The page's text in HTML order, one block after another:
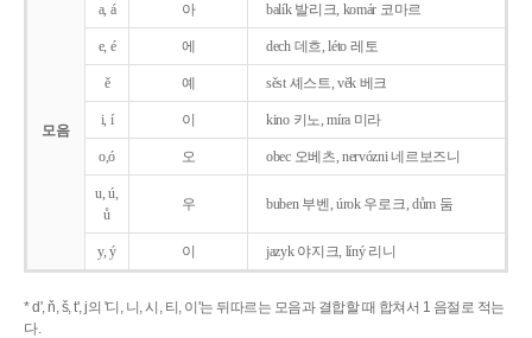
모음
a, á 아 balík 발리크, komár 코마르
e, é 에 dech 데흐, léto 레토
ě 예 sěst 셰스트, věk 베크
i, í 이 kino 키노, míra 미라
o,ó 오 obec 오베츠, nervózni 네르보즈니
u, ú,
ů
우 buben 부벤, úrok 우로크, dům 둠
y, ý 이 jazyk야지크, líný 리니
* d', ň, š, t', j의 '디, 니, 시, 티, 이'는 뒤따르는 모음과 결합할 때 합쳐서 1 음절로 적는
다.